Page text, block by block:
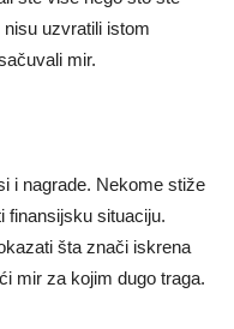
uzvratili istom
mir.
i nagrade. Nekome stiže
finansijsku situaciju.
šta znači iskrena
mir za kojim dugo traga.